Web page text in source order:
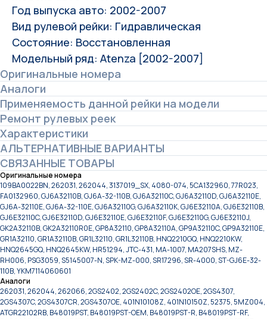
Год выпуска авто: 2002-2007
Вид рулевой рейки: Гидравлическая
Состояние: Восстановленная
Модельный ряд: Atenza [2002-2007]
Оригинальные номера
Аналоги
Применяемость данной рейки на модели
Ремонт рулевых реек
Характеристики
АЛЬТЕРНАТИВНЫЕ ВАРИАНТЫ
СВЯЗАННЫЕ ТОВАРЫ
Оригинальные номера
109BA0022BN, 262031, 262044, 3137019_SX, 4080-074, 5CA132960, 77R023,
FA0132960, GJ6A32110B, GJ6A-32-110B, GJ6A32110C, GJ6A32110D, GJ6A32110E,
GJ6A-32110E, GJ6A-32-110E, GJ6A32110G, GJ6A32110K, GJ6E32110A, GJ6E32110B,
GJ6E32110C, GJ6E32110D, GJ6E32110E, GJ6E32110F, GJ6E32110G, GJ6E32110J,
GK2A32110B, GK2A32110R0E, GP8A32110, GP8A32110A, GP9A32110C, GP9A32110E,
GR1A32110, GR1A32110B, GR1L32110, GR1L32110B, HNQ2210GQ, HNQ2210KW,
HNQ2645GQ, HNQ2645KW, HR51294, JTC-431, MA-1007, MA207SHS, MZ-
RH006, PSG3059, S5145007-N, SPK-MZ-000, SR17296, SR-4000, ST-GJ6E-32-
110B, YKM7114060601
Аналоги
262031, 262044, 262066, 2GS2402, 2GS2402C, 2GS2402OE, 2GS4307,
2GS4307C, 2GS4307CR, 2GS4307OE, 401N10108Z, 401N10150Z, 52375, 5MZ004,
ATGR22102RB, B48019PST, B48019PST-OEM, B48019PST-R, B48019PST-RF,